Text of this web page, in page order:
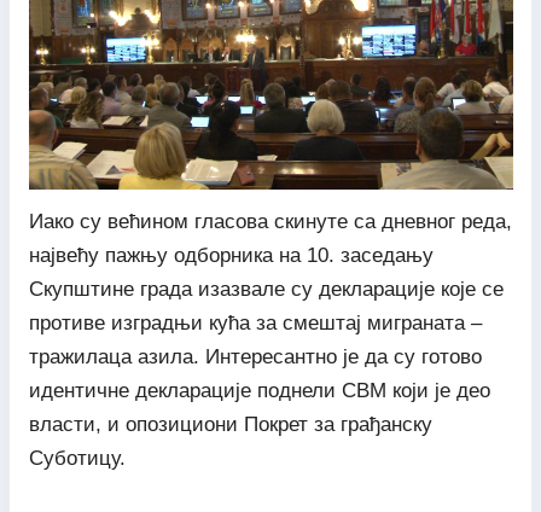
Иако су већином гласова скинуте са дневног реда,
највећу пажњу одборника на 10. заседању
Скупштине града изазвале су декларације које се
противе изградњи кућа за смештај миграната –
тражилаца азила. Интересантно је да су готово
идентичне декларације поднели СВМ који је део
власти, и опозициони Покрет за грађанску
Суботицу.